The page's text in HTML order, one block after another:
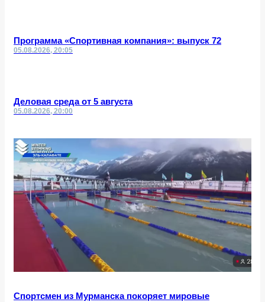
Программа «Спортивная компания»: выпуск 72
05.08.2026, 20:05
Деловая среда от 5 августа
05.08.2026, 20:00
Спортсмен из Мурманска покоряет мировые